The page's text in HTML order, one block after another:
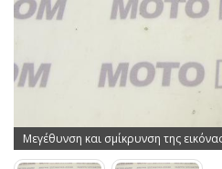
Μεγέθυνση και σμίκρυνση της